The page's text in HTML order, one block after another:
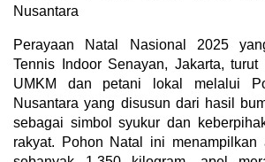
Nusantara
Perayaan Natal Nasional 2025
Tennis Indoor Senayan, Jakarta, turut
UMKM dan petani lokal melalui
Nusantara yang disusun dari hasil
sebagai simbol syukur dan
rakyat. Pohon Natal ini menampilkan